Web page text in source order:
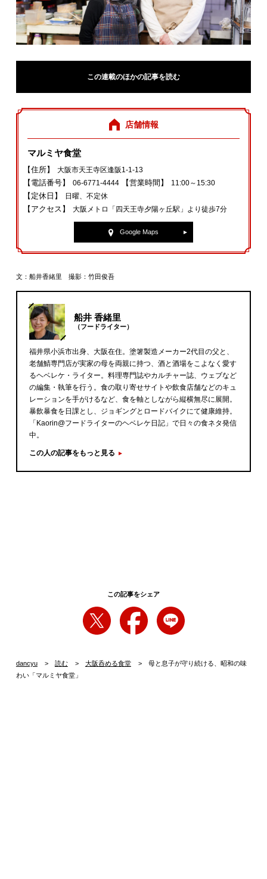
この連載のほかの記事を読む
店舗情報
マルミヤ食堂
【住所】 大阪市天王寺区逢阪1‐1‐13
【電話番号】 06‐6771‐4444 【営業時間】 11:00～15:30
【定休日】 日曜、不定休
【アクセス】 大阪メトロ「四天王寺夕陽ヶ丘駅」より徒歩7分
Google Maps
文：船井香緒里 撮影：竹田俊吾
船井 香緒里
（フードライター）
福井県小浜市出身、大阪在住。塗箸製造メーカー2代目の父と、
老舗鯖専門店が実家の母を両親に持つ、酒と酒場をこよなく愛す
るヘベレケ・ライター。料理専門誌やカルチャー誌、ウェブなど
の編集・執筆を行う。食の取り寄せサイトや飲食店舗などのキュ
レーションを手がけるなど、食を軸としながら縦横無尽に展開。
暴飲暴食を日課とし、ジョギングとロードバイクにて健康維持。
「Kaorin@フードライターのヘベレケ日記」で日々の食ネタ発信
中。
この人の記事をもっと見る
この記事をシェア
dancyu 読む 大阪呑める食堂
母と息子が守り続ける、昭和の味
わい「マルミヤ食堂」